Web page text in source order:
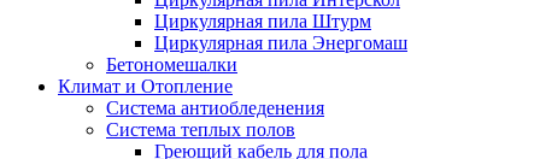
Циркулярная пила Штурм
Циркулярная пила Энергомаш
Бетономешалки
Климат и Отопление
Система антиобледенения
Система теплых полов
Греющий кабель для пола